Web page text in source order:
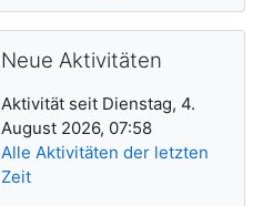
Neue Aktivitäten
Aktivität seit Dienstag, 4.
August 2026, 07:58
Alle Aktivitäten der letzten
Zeit